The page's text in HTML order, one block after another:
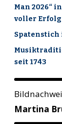
Man 2026“
voller Erfolg
seit 1743
Martina